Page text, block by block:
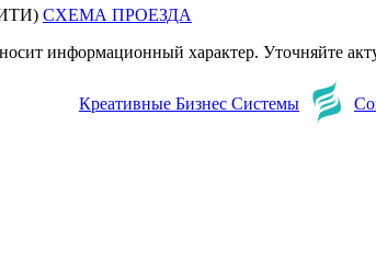
СХЕМА ПРОЕЗДА
информационный характер. Уточняйте
Креативные Бизнес Системы